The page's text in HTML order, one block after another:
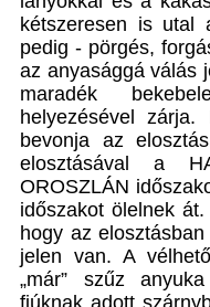
kétszeresen is utal
pedig - pörgés,
az anyasággá válás
maradék
helyezésével
bevonja az
elosztásával a
OROSZLÁN
időszakot ölelnek
hogy az
jelen van. A
„már” szűz
fiúknak adott